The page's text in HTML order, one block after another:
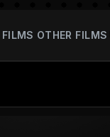
FILMS OTHER FILMS